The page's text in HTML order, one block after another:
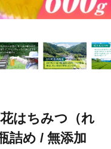
はちみつ（れ
詰め / 無添加